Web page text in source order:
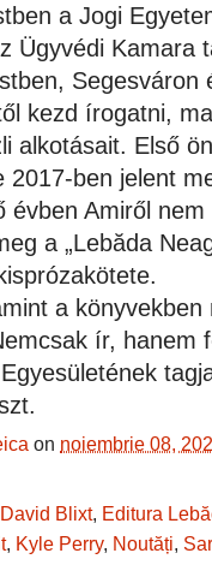
a Jogi
Ügyvédi Kamara
Segesváron
kezd írogatni,
alkotásait. Első
2017‑ben jelent
évben Amiről
a „Lebăda
a
ír, hanem
on noiembrie 08,
David Blixt, Editura
, Kyle Perry, Noutăți,